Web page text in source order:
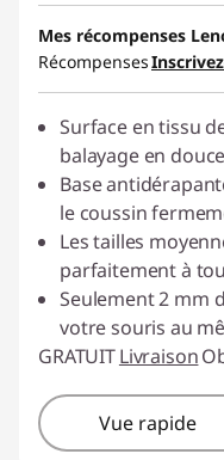
Économies
Mes récompenses
Récompenses
Surface en tissu
balayage en
Base
le coussin
Les tailles
parfaitement à
Seulement 2 mm
votre souris au
GRATUITLivraison
Vue rapide